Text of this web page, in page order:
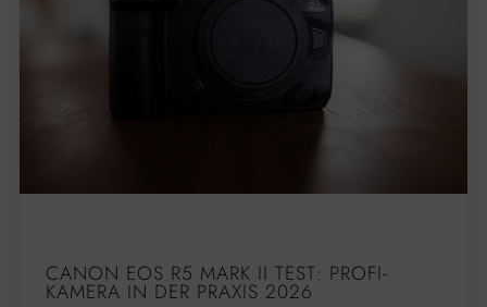
CANON EOS R5 MARK II TEST: PROFI-
KAMERA IN DER PRAXIS 2026